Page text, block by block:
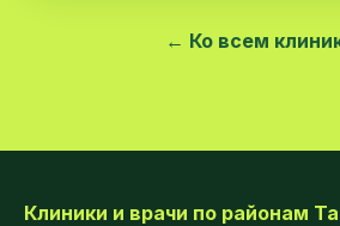
← Ко всем
Клиники и врачи по районам